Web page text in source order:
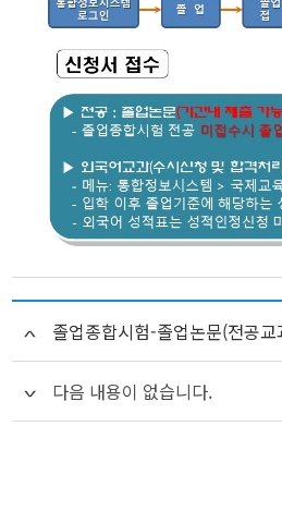
졸업종합시험-졸업논문(전공
다음 내용이 없습니다.